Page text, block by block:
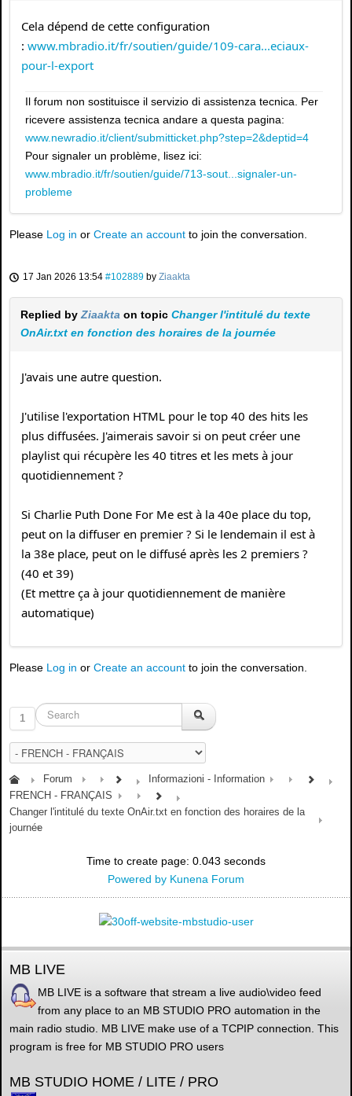
Cela dépend de cette configuration
: www.mbradio.it/fr/soutien/guide/109-cara...eciaux-
pour-l-export
Il forum non sostituisce il servizio di assistenza tecnica. Per
ricevere assistenza tecnica andare a questa pagina:
www.newradio.it/client/submitticket.php?step=2&deptid=4
Pour signaler un problème, lisez ici:
www.mbradio.it/fr/soutien/guide/713-sout...signaler-un-
probleme
Please Log in or Create an account to join the conversation.
17 Jan 2026 13:54 #102889 by Ziaakta
Replied by Ziaakta on topic Changer l'intitulé du texte
OnAir.txt en fonction des horaires de la journée
J'avais une autre question.
J'utilise l'exportation HTML pour le top 40 des hits les
plus diffusées. J'aimerais savoir si on peut créer une
playlist qui récupère les 40 titres et les mets à jour
quotidiennement ?
Si Charlie Puth Done For Me est à la 40e place du top,
peut on la diffuser en premier ? Si le lendemain il est à
la 38e place, peut on le diffusé après les 2 premiers ?
(40 et 39)
(Et mettre ça à jour quotidiennement de manière
automatique)
Please Log in or Create an account to join the conversation.
1
Forum
Informazioni - Information
FRENCH - FRANÇAIS
Changer l'intitulé du texte OnAir.txt en fonction des horaires de la
journée
Time to create page: 0.043 seconds
Powered by Kunena Forum
MB LIVE
MB LIVE is a software that stream a live audio\video feed
from any place to an MB STUDIO PRO automation in the
main radio studio. MB LIVE make use of a TCPIP connection. This
program is free for MB STUDIO PRO users
MB STUDIO HOME / LITE / PRO